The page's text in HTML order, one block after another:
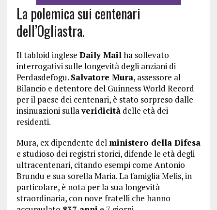
La polemica sui centenari
dell’Ogliastra.
Il tabloid inglese Daily Mailha sollevato
interrogativi sulle longevità degli anziani di
Perdasdefogu. Salvatore Mura, assessore al
Bilancio e detentore del Guinness World Record
per il paese dei centenari, è stato sorpreso dalle
insinuazioni sullaveridicitàdelle età dei
residenti.
Mura, ex dipendente del ministero della Difesa
e studioso dei registri storici, difende le età degli
ultracentenari, citando esempi come Antonio
Brundu e sua sorella Maria. La famiglia Melis, in
particolare, è nota per la sua longevità
straordinaria, con nove fratelli che hanno